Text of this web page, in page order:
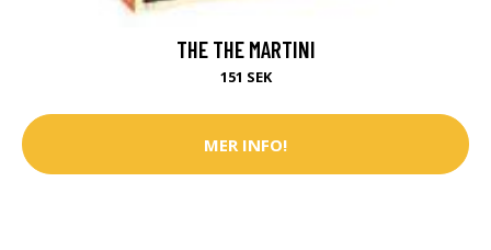
THE THE MARTINI
151 SEK
MER INFO!